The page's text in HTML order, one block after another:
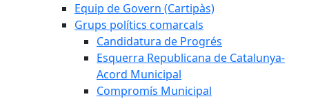
Equip de Govern (Cartipàs)
Grups polítics comarcals
Candidatura de Progrés
Esquerra Republicana de Catalunya-
Acord Municipal
Compromís Municipal